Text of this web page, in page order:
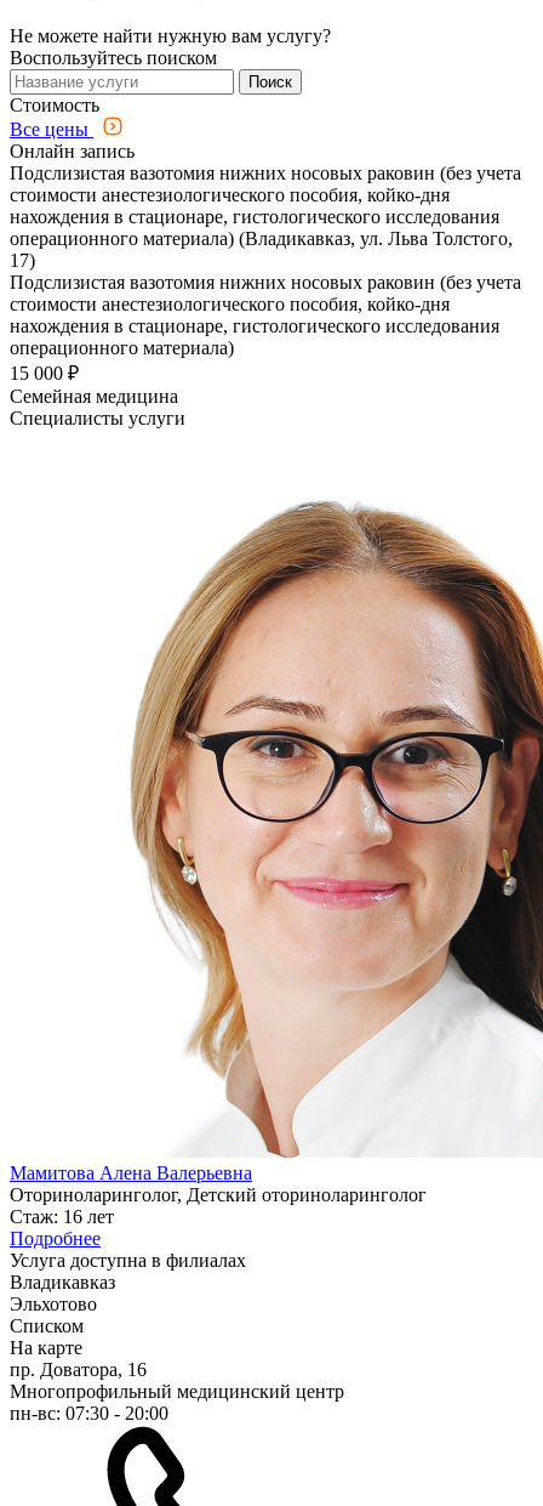
Не можете найти нужную вам услугу?
Воспользуйтесь поиском
Поиск
Стоимость
Все цены
Онлайн запись
Подслизистая вазотомия нижних носовых раковин (без учета
стоимости анестезиологического пособия, койко-дня
нахождения в стационаре, гистологического исследования
операционного материала) (Владикавказ, ул. Льва Толстого,
17)
Подслизистая вазотомия нижних носовых раковин (без учета
стоимости анестезиологического пособия, койко-дня
нахождения в стационаре, гистологического исследования
операционного материала)
15 000 ₽
Семейная медицина
Специалисты услуги
Мамитова Алена Валерьевна
Оториноларинголог, Детский оториноларинголог
Стаж: 16 лет
Подробнее
Услуга доступна в филиалах
Владикавказ
Эльхотово
Списком
На карте
пр. Доватора, 16
Многопрофильный медицинский центр
пн-вс: 07:30 - 20:00